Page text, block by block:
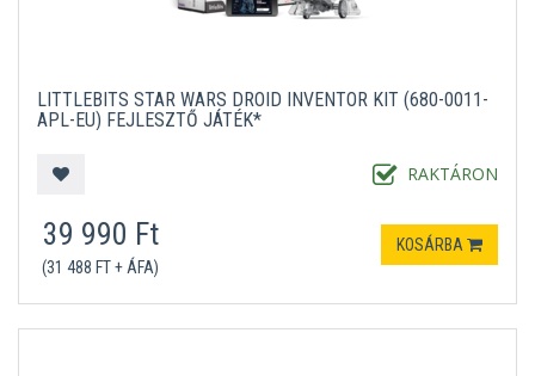
LITTLEBITS STAR WARS DROID INVENTOR KIT (680-0011-
APL-EU) FEJLESZTŐ JÁTÉK*
RAKTÁRON
39 990 Ft
(31 488 FT + ÁFA)
KOSÁRBA